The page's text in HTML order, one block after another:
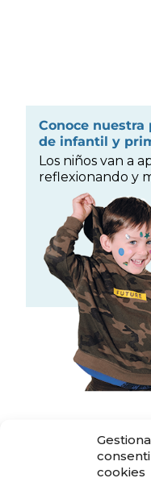
cookies
Conoce nuestra
de infantil y
Los niños van a
reflexionando y